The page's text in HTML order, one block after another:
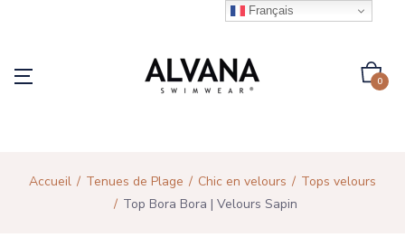
0
Accueil Tenues de Plage Chic en velours
Tops velours
Top Bora Bora | Velours Sapin
Français